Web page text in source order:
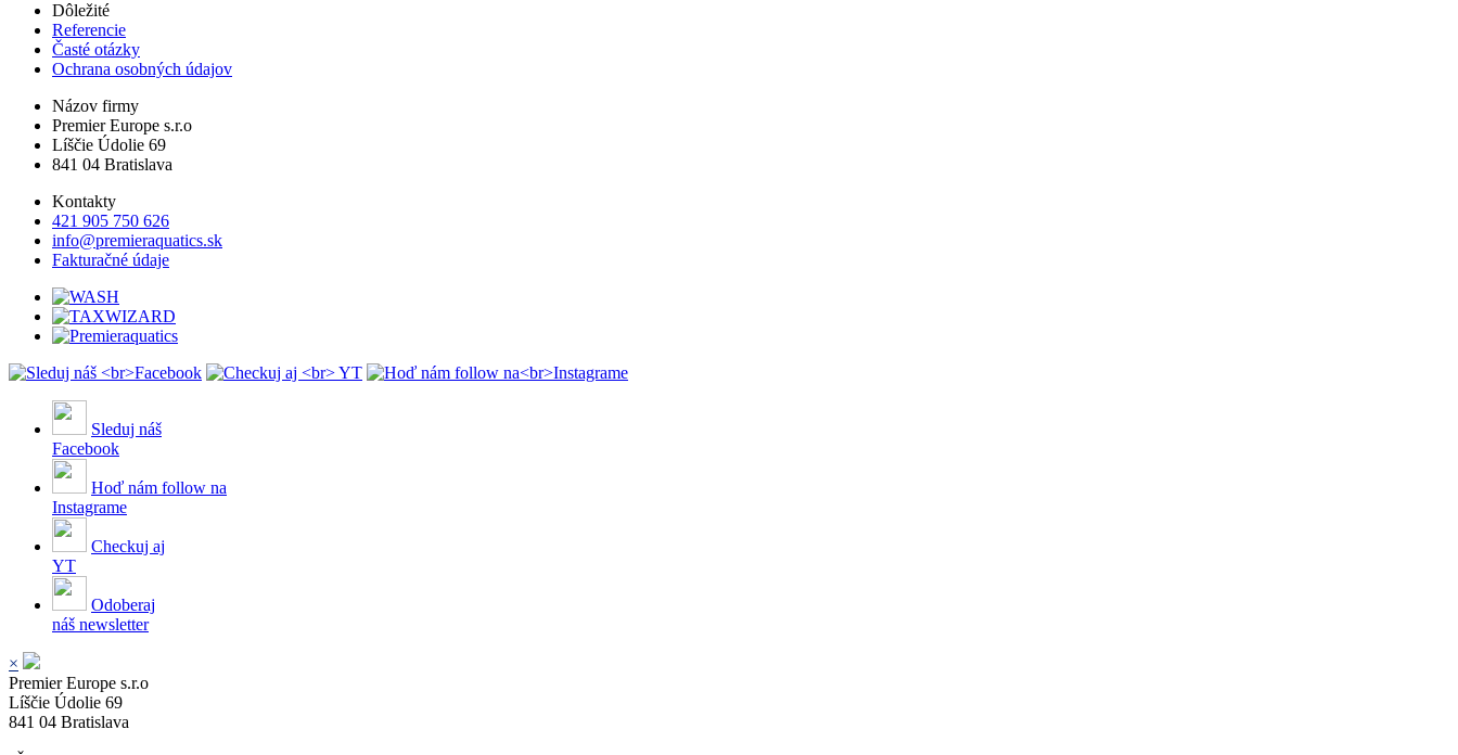
Dôležité
Referencie
Časté otázky
Ochrana osobných údajov
Názov firmy
Premier Europe s.r.o
Líščie Údolie 69
841 04 Bratislava
Kontakty
421 905 750 626
info@premieraquatics.sk
Fakturačné údaje
Sleduj náš
Facebook
Hoď nám follow na
Instagrame
Checkuj aj
YT
Odoberaj
náš newsletter
×
Premier Europe s.r.o
Líščie Údolie 69
841 04 Bratislava